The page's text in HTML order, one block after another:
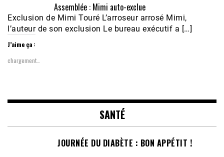
Assemblée : Mimi auto-exclue
Exclusion de Mimi Touré L’arroseur arrosé Mimi,
l’auteur de son exclusion Le bureau exécutif a […]
J’aime ça :
chargement…
SANTÉ
JOURNÉE DU DIABÈTE : BON APPÉTIT !